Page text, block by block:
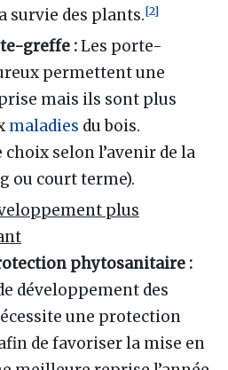
survie des plants.[2]
greffe :Les porte-
permettent une
mais ils sont plus
maladies du bois.
choix selon l’avenir de la
ou court terme).
plus
phytosanitaire :
développement des
une protection
de favoriser la mise en